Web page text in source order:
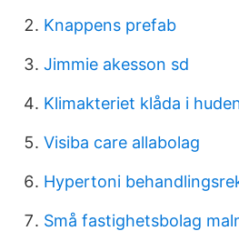
Knappens prefab
Jimmie akesson sd
Klimakteriet klåda i
Visiba care allabolag
Hypertoni
Små fastighetsbolag